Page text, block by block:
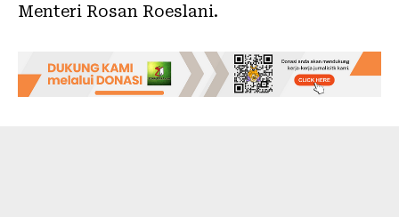
Menteri Rosan Roeslani.